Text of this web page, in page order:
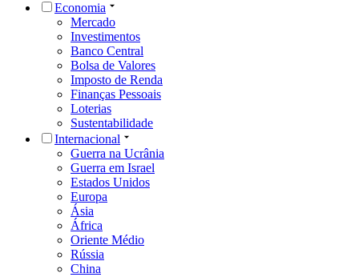
Economia
Mercado
Investimentos
Banco Central
Bolsa de Valores
Imposto de Renda
Finanças Pessoais
Loterias
Sustentabilidade
Internacional
Guerra na Ucrânia
Guerra em Israel
Estados Unidos
Europa
Ásia
África
Oriente Médio
Rússia
China